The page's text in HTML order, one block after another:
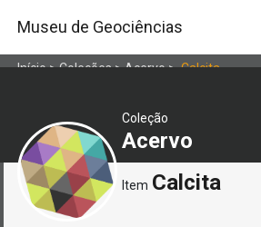
Museu de Geociências
Início>Coleções>Acervo>Calcita
Coleção
Acervo
Item Calcita